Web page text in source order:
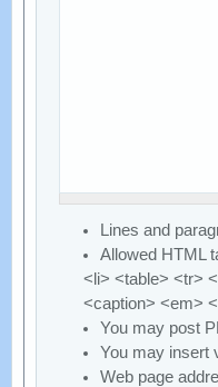
Lines and
Allowed HTML
<li> <table> <tr>
<caption> <em>
You may post
You may insert
Web page